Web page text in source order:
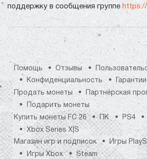
поддержку в сообщения группе
Помощь Отзывы
Конфиденциальность
Гарантии
Продать монеты
Партнёрская
Подарить монеты
Купить монеты FC 26
ПК PS4
Xbox Series X|S
Магазин игр и подписок
Игры
Игры Xbox
Steam